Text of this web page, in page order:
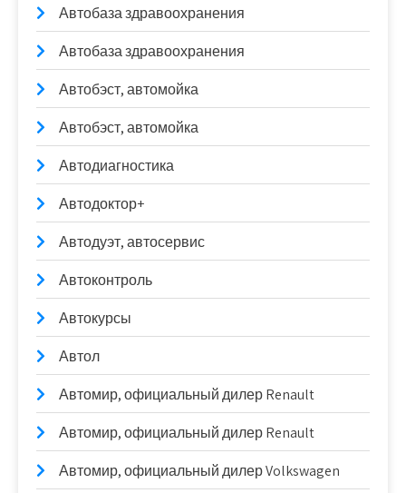
Автобаза здравоохранения
Автобаза здравоохранения
Автобэст, автомойка
Автобэст, автомойка
Автодиагностика
Автодоктор+
Автодуэт, автосервис
Автоконтроль
Автокурсы
Автол
Автомир, официальный дилер Renault
Автомир, официальный дилер Renault
Автомир, официальный дилер Volkswagen